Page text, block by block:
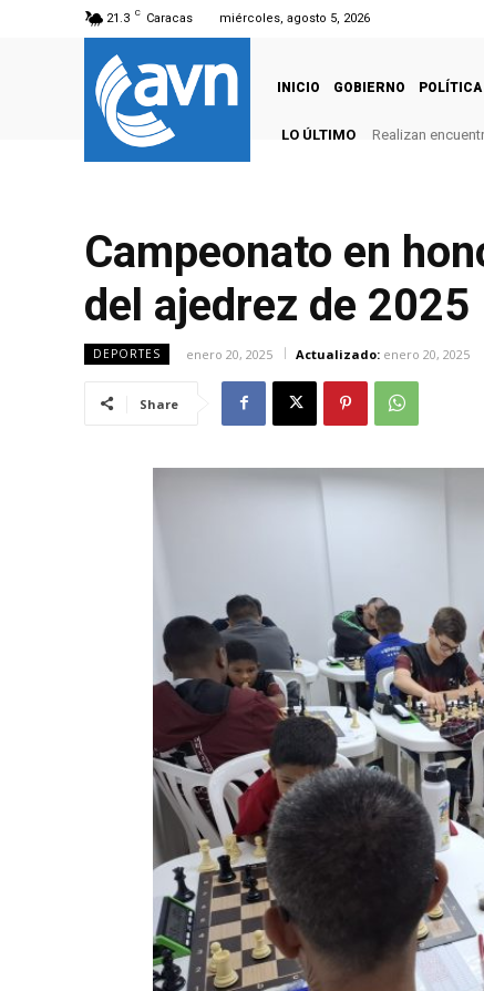
21.3 C Caracas miércoles, agosto 5, 2026
INICIO GOBIERNO POLÍTICA
LO ÚLTIMO Realizan
Campeonato en
del ajedrez de 2025
DEPORTES enero 20, 2025 Actualizado: enero 20, 2025
Share